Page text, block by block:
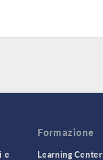
e
Formazione
Learning Center